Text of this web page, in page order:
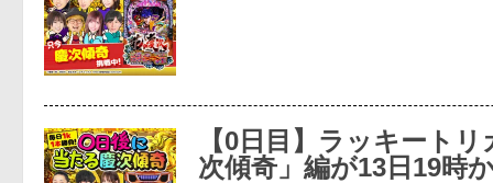
【0日目】ラッキート
次傾奇」編が13日19時